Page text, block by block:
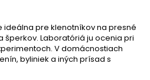
ideálna pre klenotníkov na presné
šperkov. Laboratóriá ju ocenia pri
V domácnostiach
byliniek a iných prísad s